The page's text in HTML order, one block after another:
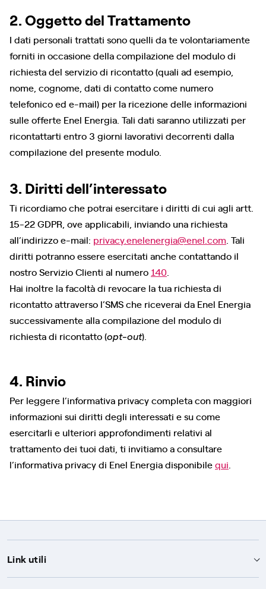
2. Oggetto del Trattamento
I dati personali trattati sono quelli da te volontariamente
forniti in occasione della compilazione del modulo di
richiesta del servizio di ricontatto (quali ad esempio,
nome, cognome, dati di contatto come numero
telefonico ed e-mail) per la ricezione delle informazioni
sulle offerte Enel Energia. Tali dati saranno utilizzati per
ricontattarti entro 3 giorni lavorativi decorrenti dalla
compilazione del presente modulo.
3. Diritti dell’interessato
Ti ricordiamo che potrai esercitare i diritti di cui agli artt.
15-22 GDPR, ove applicabili, inviando una richiesta
all’indirizzo e-mail: privacy.enelenergia@enel.com . Tali
diritti potranno essere esercitati anche contattando il
nostro Servizio Clienti al numero 140
Hai inoltre la facoltà di revocare la tua richiesta di
ricontatto attraverso l’SMS che riceverai da Enel Energia
successivamente alla compilazione del modulo di
richiesta di ricontatto (opt-out).
4. Rinvio
Per leggere l’informativa privacy completa con maggiori
informazioni sui diritti degli interessati e su come
esercitarli e ulteriori approfondimenti relativi al
trattamento dei tuoi dati, ti invitiamo a consultare
l’informativa privacy di Enel Energia disponibilequi
Link utili